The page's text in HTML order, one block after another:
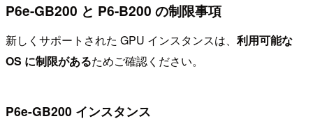
P6e-GB200 と P6-B200 の制限事項
新しくサポートされた GPU インスタンスは、 利用可能な
OS に制限があるためご確認ください。
P6e-GB200 インスタンス